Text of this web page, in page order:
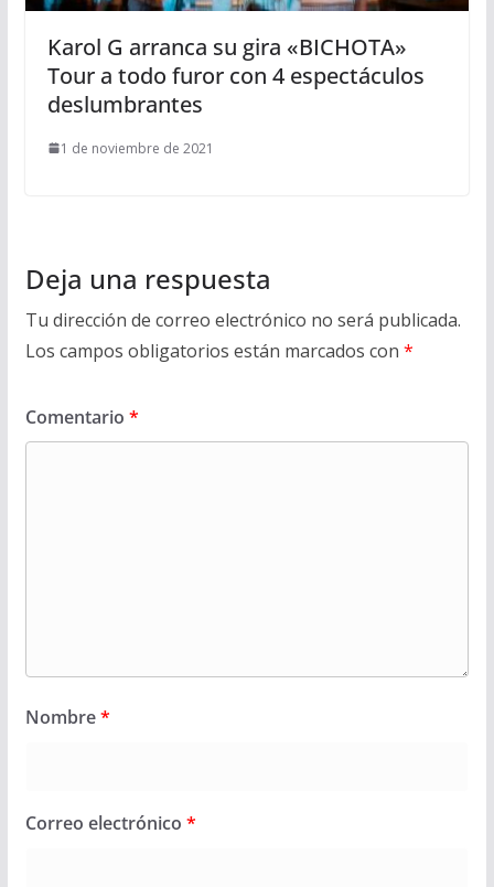
Karol G arranca su gira «BICHOTA»
Tour a todo furor con 4 espectáculos
deslumbrantes
1 de noviembre de 2021
Deja una respuesta
Tu dirección de correo electrónico no será publicada.
Los campos obligatorios están marcados con *
Comentario *
Nombre*
Correo electrónico *